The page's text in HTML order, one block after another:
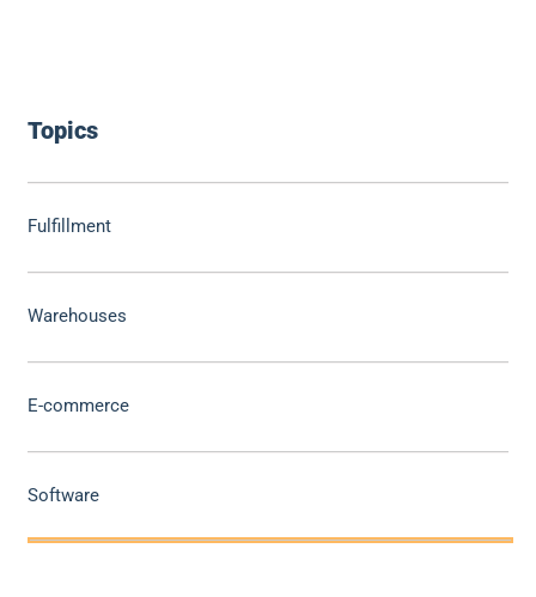
Topics
Fulfillment
Warehouses
E-commerce
Software